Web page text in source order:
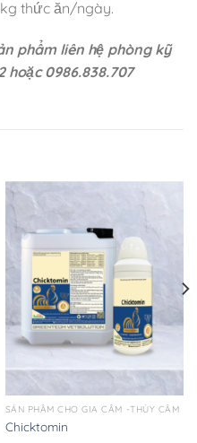
thức ăn/ngày.
phẩm liên hệ phòng kỹ
hoặc0986.838.707
SẢN PHẨM CHO GIA CẦM -THỦY CẦM
Chicktomin